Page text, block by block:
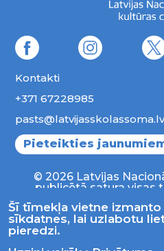
Kontakti
+371 67228985
pasts@latvijasskolassoma.lv
Pieteikties
© 2026 Latvijas
publicētā satura visas
Šī tīmekļa vietne izmanto
sīkdatnes, lai uzlabotu
pieredzi.